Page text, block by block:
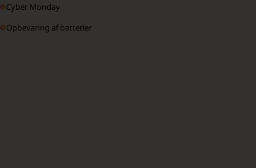
Cyber Monday
Opbevaring af batterier